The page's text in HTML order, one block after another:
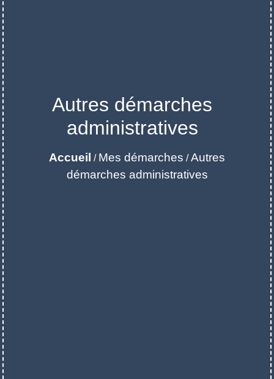
Autres démarches
administratives
Accueil / Mes démarches /Autres
démarches administratives